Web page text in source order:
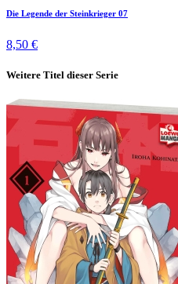
Die Legende der Steinkrieger 07
8,50 €
Weitere Titel dieser Serie